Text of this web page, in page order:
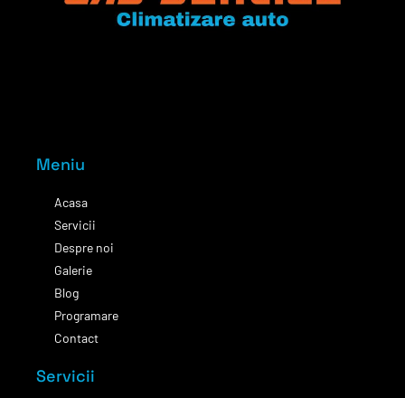
Meniu
Acasa
Servicii
Despre noi
Galerie
Blog
Programare
Contact
Servicii